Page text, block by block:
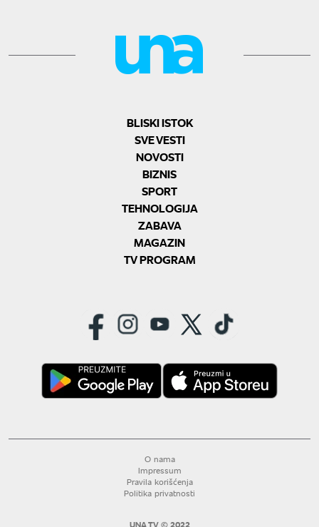
BLISKI ISTOK
SVE VESTI
NOVOSTI
BIZNIS
SPORT
TEHNOLOGIJA
ZABAVA
MAGAZIN
TV PROGRAM
O nama
Impressum
Pravila korišćenja
Politika privatnosti